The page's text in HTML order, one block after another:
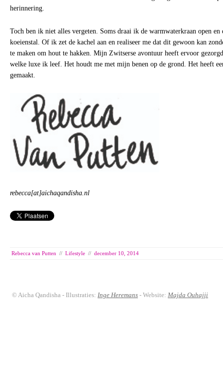
herinnering.
Toch ben ik niet alles vergeten. Soms draai ik de warmwaterkraan open en
koeienstal. Of ik zet de kachel aan en realiseer me dat dit gewoon kan
te maken om hout te hakken. Mijn Zwitserse avontuur heeft ervoor
welke luxe ik leef. Het houdt me met mijn benen op de grond. Het heeft
gemaakt.
rebecca[at]aichaqandisha.nl
Rebecca van Putten // Lifestyle // december 10, 2014
© Aicha Qandisha - Illustraties: Inge Heremans - Website: Majda Ouhajji